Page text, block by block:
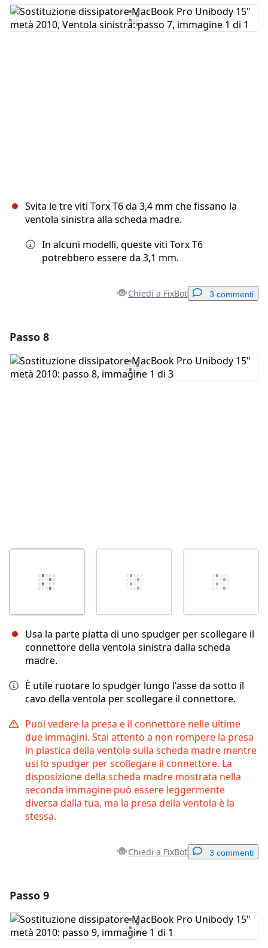
Aggiungi Commento
Svita le tre viti Torx T6 da 3,4 mm che fissano la
ventola sinistra alla scheda madre.
In alcuni modelli, queste viti Torx T6
potrebbero essere da 3,1 mm.
Chiedi a FixBot 3 commenti
Aggiungi Commento
Passo 8
Usa la parte piatta di uno spudger per scollegare il
connettore della ventola sinistra dalla scheda
madre.
È utile ruotare lo spudger lungo l'asse da sotto il
cavo della ventola per scollegare il connettore.
Puoi vedere la presa e il connettore nelle ultime
due immagini. Stai attento a non rompere la presa
in plastica della ventola sulla scheda madre mentre
usi lo spudger per scollegare il connettore. La
disposizione della scheda madre mostrata nella
seconda immagine può essere leggermente
diversa dalla tua, ma la presa della ventola è la
stessa.
Chiedi a FixBot 3 commenti
Aggiungi Commento
Passo 9